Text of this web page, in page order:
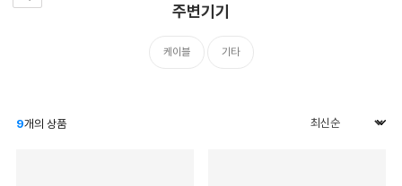
주변기기
케이블 기타
9개의 상품